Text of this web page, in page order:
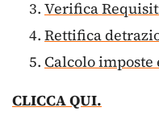
Verifica
Rettifica
Calcolo
CLICCA QUI.